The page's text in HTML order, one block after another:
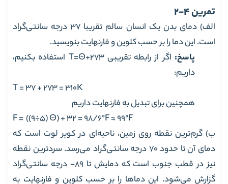
تمرین 4-2
الف) دمای بدن یک انسان سالم تقریبا 37 درجه سانتی‌گراد
است. این دما را بر حسب کلوین و فارنهایت بنویسید.
پاسخ:
اگر از رابطه تقریبی T=Θ+273 استفاده بکنیم،
داریم:
T = 37 + 273 = 310K
همچنین برای تبدیل به فارنهایت داریم
F = ((9÷5) Θ) + 32 = 98/6°F ≈ 99°F
ب) گرم‌ترین نقطه روی زمین، ناحیه‌ای در کویر لوت است که
دمای آن تا حدود 70 درجه سانتی‌گراد می‌رسد. سردترین نقطه
نیز در قطب جنوب است که دمایش تا 89- درجه سانتی‌گراد
گزارش می‌شود. این دماها را بر حسب کلوین و فارنهایت به